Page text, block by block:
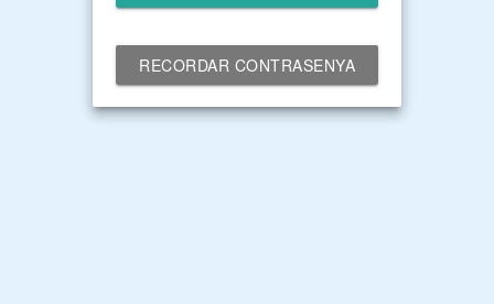
RECORDAR CONTRASENYA